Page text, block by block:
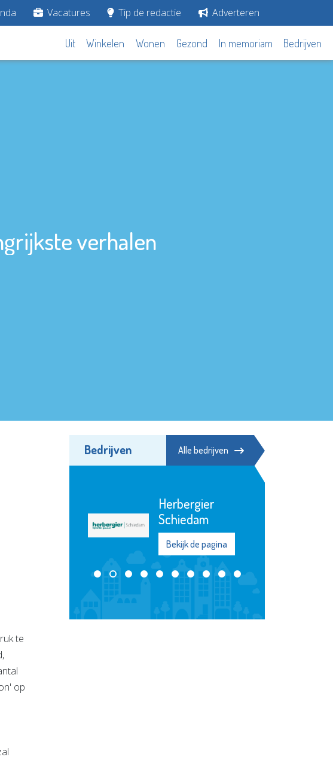
Vacatures Tip de redactie Adverteren
Uit Winkelen Wonen Gezond In memoriam Bedrijven
verhalen
te
op
Bedrijven Alle bedrijven
Herbergier
Schiedam
Bekijk de pagina